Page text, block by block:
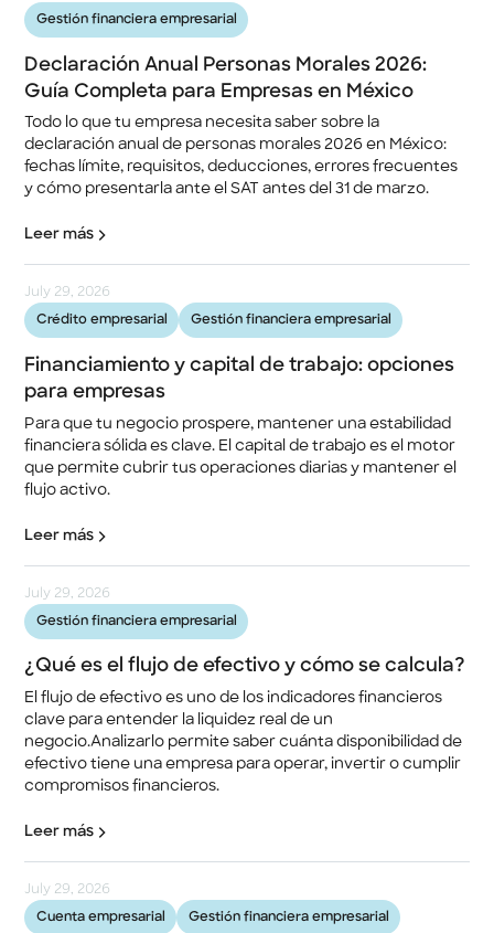
Gestión financiera empresarial
Declaración Anual Personas Morales 2026:
Guía Completa para Empresas en México
Todo lo que tu empresa necesita saber sobre la
declaración anual de personas morales 2026 en México:
fechas límite, requisitos, deducciones, errores frecuentes
y cómo presentarla ante el SAT antes del 31 de marzo.
Leer más
July 29, 2026
Crédito empresarial Gestión financiera empresarial
Financiamiento y capital de trabajo: opciones
para empresas
Para que tu negocio prospere, mantener una estabilidad
financiera sólida es clave. El capital de trabajo es el motor
que permite cubrir tus operaciones diarias y mantener el
flujo activo.
Leer más
July 29, 2026
Gestión financiera empresarial
¿Qué es el flujo de efectivo y cómo se calcula?
El flujo de efectivo es uno de los indicadores financieros
clave para entender la liquidez real de un
negocio.Analizarlo permite saber cuánta disponibilidad de
efectivo tiene una empresa para operar, invertir o cumplir
compromisos financieros.
Leer más
July 29, 2026
Cuenta empresarial Gestión financiera empresarial